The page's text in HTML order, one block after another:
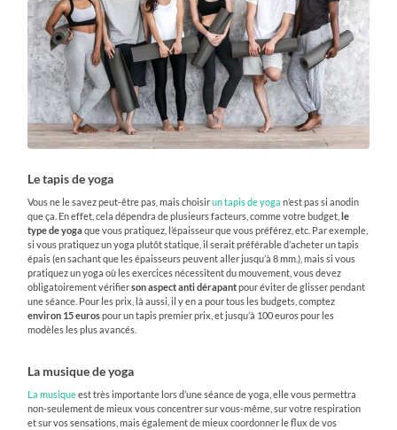
Le tapis de yoga
Vous ne le savez peut-être pas, mais choisirun tapis de yogan’est pas si anodin
que ça. En effet, cela dépendra de plusieurs facteurs, comme votre budget, le
type de yogaque vous pratiquez, l’épaisseur que vous préférez, etc. Par exemple,
si vous pratiquez un yoga plutôt statique, il serait préférable d’acheter un tapis
épais (en sachant que les épaisseurs peuvent aller jusqu’à 8 mm.), mais si vous
pratiquez un yoga où les exercices nécessitent du mouvement, vous devez
obligatoirement vérifierson aspect anti dérapantpour éviter de glisser pendant
une séance. Pour les prix, là aussi, il y en a pour tous les budgets, comptez
environ 15 eurospour un tapis premier prix, et jusqu’à 100 euros pour les
modèles les plus avancés.
La musique de yoga
La musiqueest très importante lors d’une séance de yoga, elle vous permettra
non-seulement de mieux vous concentrer sur vous-même, sur votre respiration
et sur vos sensations, mais également de mieux coordonner le flux de vos